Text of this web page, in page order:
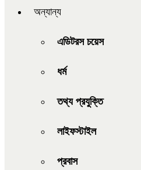
অন্যান্য
এডিটরস চয়েস
ধর্ম
তথ্য প্রযুক্তি
লাইফস্টাইল
প্রবাস